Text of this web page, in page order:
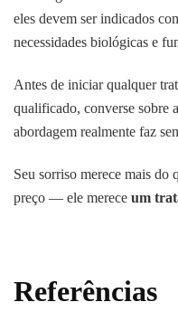
eles devem ser indicados
necessidades biológicas e
Antes de iniciar qualquer
qualificado, converse sobre
abordagem realmente faz
Seu sorriso merece mais do
preço — ele merece um
Referências